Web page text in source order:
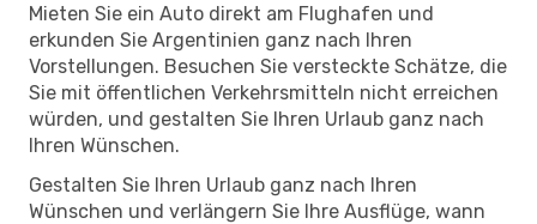
Mieten Sie ein Auto direkt am Flughafen und
erkunden Sie Argentinien ganz nach Ihren
Vorstellungen. Besuchen Sie versteckte Schätze, die
Sie mit öffentlichen Verkehrsmitteln nicht erreichen
würden, und gestalten Sie Ihren Urlaub ganz nach
Ihren Wünschen.
Gestalten Sie Ihren Urlaub ganz nach Ihren
Wünschen und verlängern Sie Ihre Ausflüge, wann